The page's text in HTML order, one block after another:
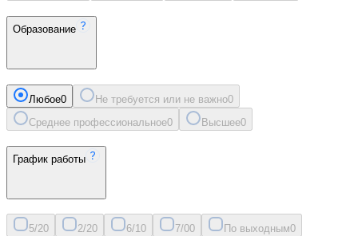
Образование
Любое0 Не требуется или не важно0
Среднее профессиональное0 Высшее0
График работы
5/20 2/20 6/10 7/00 По выходным0